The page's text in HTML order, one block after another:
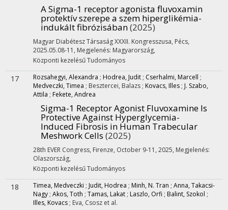
A Sigma-1 receptor agonista fluvoxamin
protektív szerepe a szem hiperglikémia-
indukált fibrózisában(2025)
Magyar Diabétesz Társaság XXXII. Kongresszusa, Pécs,
2025.05.08-11 , Megjelenés: Magyarország,
Központi kezelésűTudományos
17 Rozsahegyi, Alexandra ; Hodrea, Judit ; Cserhalmi, Marcell ;
Medveczki, Timea ; Besztercei, Balazs ; Kovacs, Illes ; J. Szabo,
Attila ; Fekete, Andrea
Sigma-1 Receptor Agonist Fluvoxamine Is
Protective Against Hyperglycemia-
Induced Fibrosis in Human Trabecular
Meshwork Cells (2025)
28th EVER Congress, Firenze, October 9-11, 2025, Megjelenés:
Olaszország,
Központi kezelésűTudományos
18 Timea, Medveczki ; Judit, Hodrea ; Minh, N. Tran ; Anna, Takacsi-
Nagy ; Akos, Toth ; Tamas, Lakat ; Laszlo, Orfi ; Balint, Szokol ;
Illes, Kovacs ; Eva, Csosz et al.